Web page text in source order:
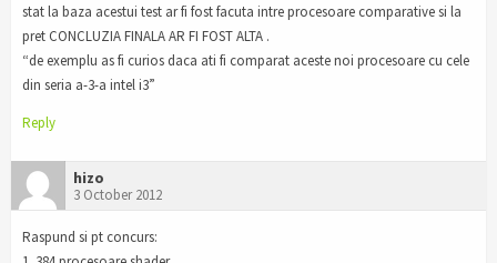
stat la baza acestui test ar fi fost facuta intre procesoare comparative si la
pret CONCLUZIA FINALA AR FI FOST ALTA .
“de exemplu as fi curios daca ati fi comparat aceste noi procesoare cu cele
din seria a-3-a intel i3”
Reply
hizo
3 October 2012
Raspund si pt concurs: